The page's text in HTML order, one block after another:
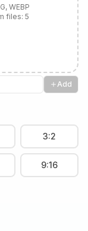
WEBP
files: 5
Add
3:2
9:16